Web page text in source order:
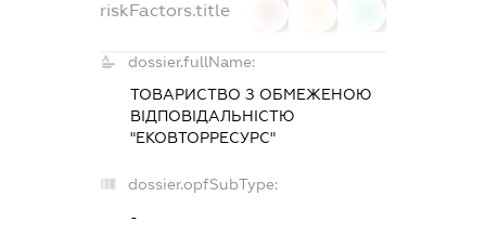
riskFactors.title
dossier.fullName:
ТОВАРИСТВО З ОБМЕЖЕНОЮ
ВІДПОВІДАЛЬНІСТЮ
"ЕКОВТОРРЕСУРС"
dossier.opfSubType:
-